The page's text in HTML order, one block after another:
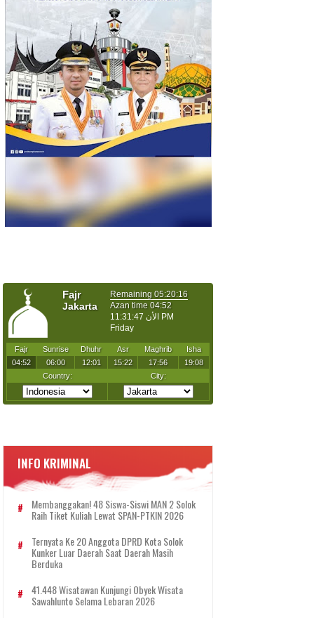
INFO KRIMINAL
Membanggakan! 48 Siswa-Siswi MAN 2 Solok
Raih Tiket Kuliah Lewat SPAN-PTKIN 2026
Ternyata Ke 20 Anggota DPRD Kota Solok
Kunker Luar Daerah Saat Daerah Masih
Berduka
41.448 Wisatawan Kunjungi Obyek Wisata
Sawahlunto Selama Lebaran 2026